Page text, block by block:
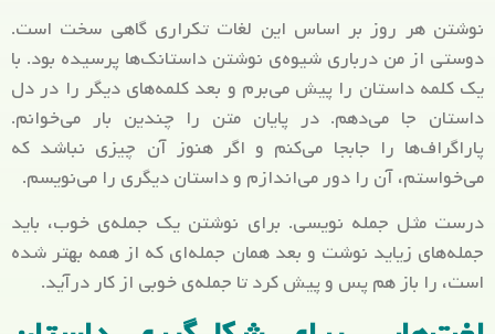
نوشتن هر روز بر اساس این لغات تکراری گاهی سخت است.
دوستی از من دربار‌ی شیوه‌ی نوشتن داستانک‌ها پرسیده بود. با
یک کلمه داستان را پیش می‌برم و بعد کلمه‌های دیگر را در دل
داستان جا می‌دهم. در پایان متن را چندین بار می‌خوانم.
پاراگراف‌ها را جابجا می‌کنم و اگر هنوز آن چیزی نباشد که
می‌خواستم، آن را دور می‌اندازم و داستان دیگری را می‌نویسم.
درست مثل جمله نویسی. برای نوشتن یک جمله‌ی خوب، باید
جمله‌های زیاید نوشت و بعد همان جمله‌ای که از همه بهتر شده
است، را باز هم پس و پیش کرد تا جمله‌ی خوبی از کار درآید.